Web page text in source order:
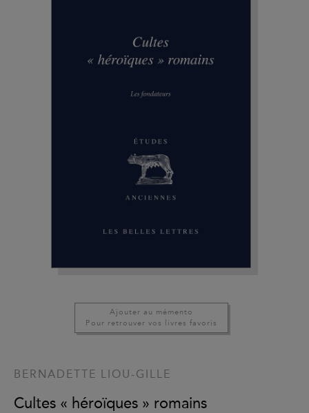
Ajouter au mémento
Pour retrouver vos livres favoris
BERNADETTE LIOU-GILLE
Cultes « héroïques » romains